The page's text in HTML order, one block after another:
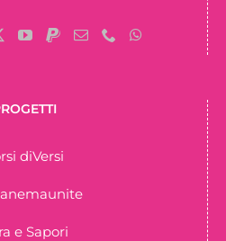
diVersi
e Sapori